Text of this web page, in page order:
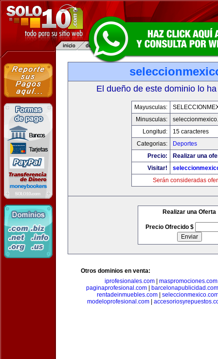
El dueño de este dominio lo
Mayusculas:
Minusculas:
Longitud:
15 caracteres
Categorias:
Deportes
Precio:
Realizar una
Visitar!
Serán consideradas
Realizar una Oferta
Precio Ofrecido $
Otros dominios en venta:
iprofesionales.com
maspromociones.com
paginaprofesional.com|
barcelonapublicidad.com
rentadeinmuebles.com
modeloprofesional.com|